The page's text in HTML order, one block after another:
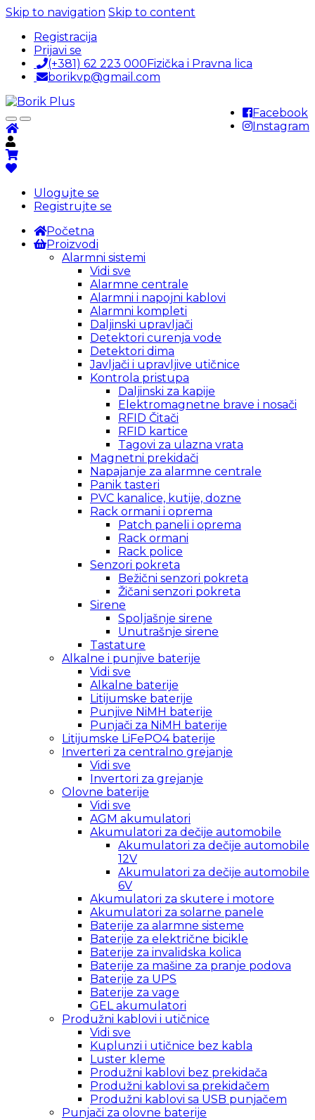
Skip to navigation Skip to content
Registracija
Prijavi se
(+381) 62 223 000Fizička i Pravna lica
borikvp@gmail.com
Facebook
Instagram
Ulogujte se
Registrujte se
Početna
Proizvodi
Alarmni sistemi
Vidi sve
Alarmne centrale
Alarmni i napojni kablovi
Alarmni kompleti
Daljinski upravljači
Detektori curenja vode
Detektori dima
Javljači i upravljive utičnice
Kontrola pristupa
Daljinski za kapije
Elektromagnetne brave i nosači
RFID Čitači
RFID kartice
Tagovi za ulazna vrata
Magnetni prekidači
Napajanje za alarmne centrale
Panik tasteri
PVC kanalice, kutije, dozne
Rack ormani i oprema
Patch paneli i oprema
Rack ormani
Rack police
Senzori pokreta
Bežični senzori pokreta
Žičani senzori pokreta
Sirene
Spoljašnje sirene
Unutrašnje sirene
Tastature
Alkalne i punjive baterije
Vidi sve
Alkalne baterije
Litijumske baterije
Punjive NiMH baterije
Punjači za NiMH baterije
Litijumske LiFePO4 baterije
Inverteri za centralno grejanje
Vidi sve
Invertori za grejanje
Olovne baterije
Vidi sve
AGM akumulatori
Akumulatori za dečije automobile
Akumulatori za dečije automobile
12V
Akumulatori za dečije automobile
6V
Akumulatori za skutere i motore
Akumulatori za solarne panele
Baterije za alarmne sisteme
Baterije za električne bicikle
Baterije za invalidska kolica
Baterije za mašine za pranje podova
Baterije za UPS
Baterije za vage
GEL akumulatori
Produžni kablovi i utičnice
Vidi sve
Kuplunzi i utičnice bez kabla
Luster kleme
Produžni kablovi bez prekidača
Produžni kablovi sa prekidačem
Produžni kablovi sa USB punjačem
Punjači za olovne baterije